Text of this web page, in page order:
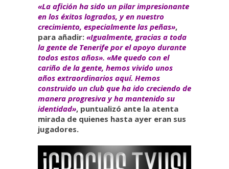
«La afición ha sido un pilar impresionante
en los éxitos logrados, y en nuestro
crecimiento, especialmente las peñas»,
para añadir: «Igualmente, gracias a toda
la gente de Tenerife por el apoyo durante
todos estos años». «Me quedo con el
cariño de la gente, hemos vivido unos
años extraordinarios aquí. Hemos
construido un club que ha ido creciendo de
manera progresiva y ha mantenido su
identidad», puntualizó ante la atenta
mirada de quienes hasta ayer eran sus
jugadores.